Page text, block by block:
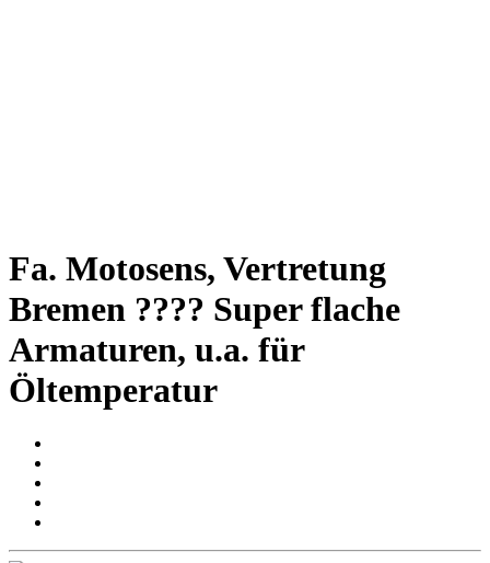
Fa. Motosens, Vertretung
Bremen ???? Super flache
Armaturen, u.a. für
Öltemperatur